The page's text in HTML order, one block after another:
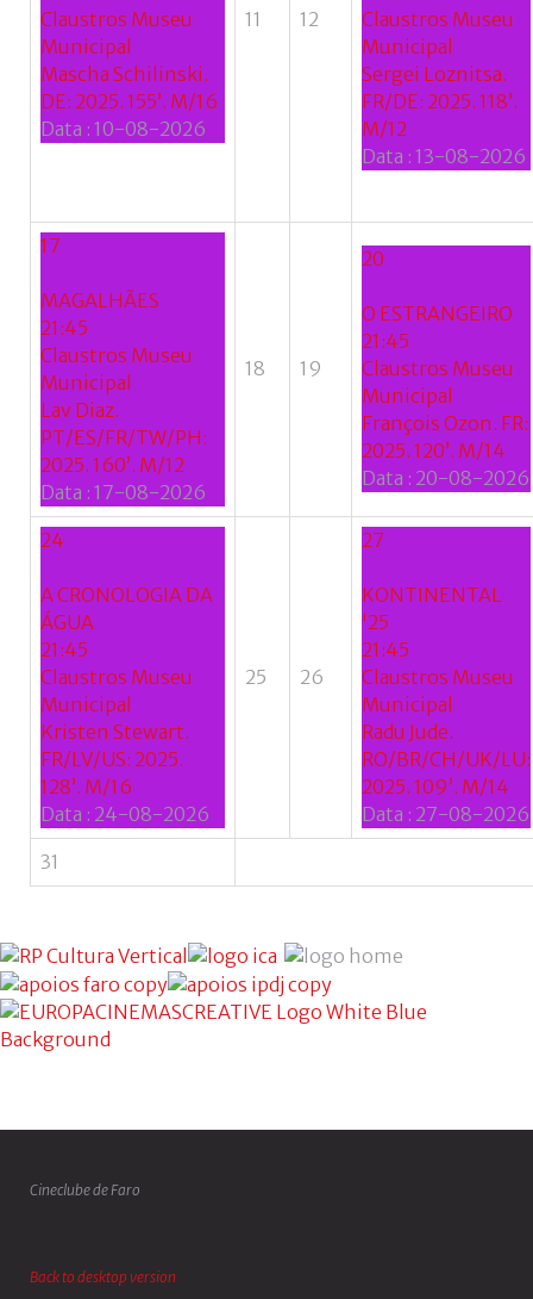
Claustros Museu
Municipal
Mascha Schilinski.
DE: 2025. 155’. M/16
Data : 10-08-2026
11 12
Claustros Museu
Municipal
Sergei Loznitsa.
FR/DE: 2025. 118’.
M/12
Data : 13-08-2026
17
MAGALHÃES
21:45
Claustros Museu
Municipal
Lav Diaz.
PT/ES/FR/TW/PH:
2025. 160’. M/12
Data : 17-08-2026
18 19
20
O ESTRANGEIRO
21:45
Claustros Museu
Municipal
François Ozon. FR:
2025. 120’. M/14
Data : 20-08-2026
24
A CRONOLOGIA DA
ÁGUA
21:45
Claustros Museu
Municipal
Kristen Stewart.
FR/LV/US: 2025.
128’. M/16
Data : 24-08-2026
25 26
27
KONTINENTAL
'25
21:45
Claustros Museu
Municipal
Radu Jude.
RO/BR/CH/UK/LU:
2025. 109’. M/14
Data : 27-08-2026
31
Cineclube de Faro
Back to desktop version